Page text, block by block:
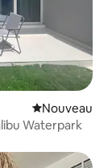
Nouvel
Nouveau
Waterpark